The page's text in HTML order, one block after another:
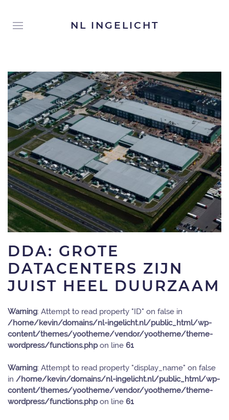
NL INGELICHT
DDA: GROTE
DATACENTERS ZIJN
JUIST HEEL DUURZAAM
Warning: Attempt to read property "ID" on false in
/home/kevin/domains/nl-ingelicht.nl/public_html/wp-
content/themes/yootheme/vendor/yootheme/theme-
wordpress/functions.phpon line 61
Warning: Attempt to read property "display_name" on false
in /home/kevin/domains/nl-ingelicht.nl/public_html/wp-
content/themes/yootheme/vendor/yootheme/theme-
wordpress/functions.phpon line 61